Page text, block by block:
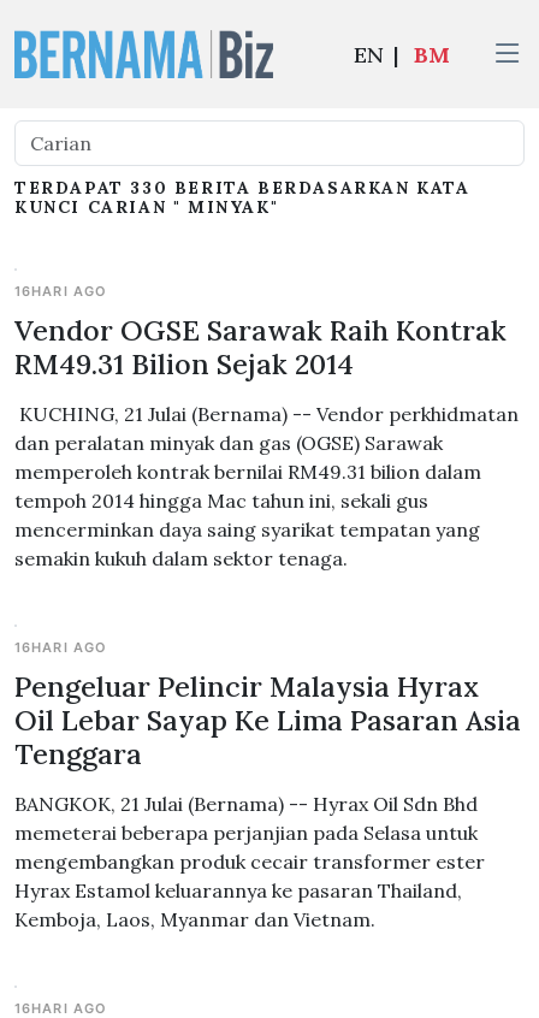
EN | BM
TERDAPAT 330 BERITA BERDASARKAN KATA
KUNCI CARIAN " MINYAK"
16HARI AGO
Vendor OGSE Sarawak Raih Kontrak
RM49.31 Bilion Sejak 2014
KUCHING, 21 Julai (Bernama) -- Vendor perkhidmatan
dan peralatan minyak dan gas (OGSE) Sarawak
memperoleh kontrak bernilai RM49.31 bilion dalam
tempoh 2014 hingga Mac tahun ini, sekali gus
mencerminkan daya saing syarikat tempatan yang
semakin kukuh dalam sektor tenaga.
16HARI AGO
Pengeluar Pelincir Malaysia Hyrax
Oil Lebar Sayap Ke Lima Pasaran Asia
Tenggara
BANGKOK, 21 Julai (Bernama) -- Hyrax Oil Sdn Bhd
memeterai beberapa perjanjian pada Selasa untuk
mengembangkan produk cecair transformer ester
Hyrax Estamol keluarannya ke pasaran Thailand,
Kemboja, Laos, Myanmar dan Vietnam.
16HARI AGO